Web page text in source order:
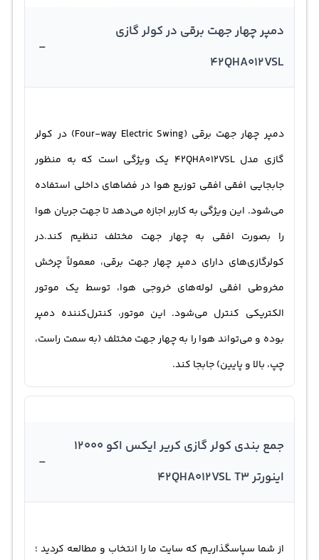
دمپر چهار جهت برقی در کولر گازی
42QHA012VSL
-
دمپر چهار جهت برقی (Four-way Electric Swing) در کولر
گازی مدل 42QHA012VSL یک ویژگی است که به منظور
جابجایی افقی افقی توزیع هوا در فضاهای داخلی استفاده
می‌شود. این ویژگی به کاربر اجازه می‌دهد تا جهت جریان هوا
را بصورت افقی به چهار جهت مختلف تنظیم کند.در
کولرگازی‌های دارای دمپر چهار جهت برقی، معمولاً چرخش
مخروطی افقی لوله‌های خروجی هوا، توسط یک موتور
الکتریکی کنترل می‌شود. این موتور، کنترل‌کننده دمپر
بوده و می‌تواند هوا را به چهار جهت مختلف (به سمت راست،
چپ، بالا و پایین) جابجا کند.
جمع بندی کولر گازی کریر ایکس اکو 12000
اینورتر 42QHA012VSL T3
-
از شما سپاسگذاریم که سایت ما را انتخاب و مطالعه کردید ؛